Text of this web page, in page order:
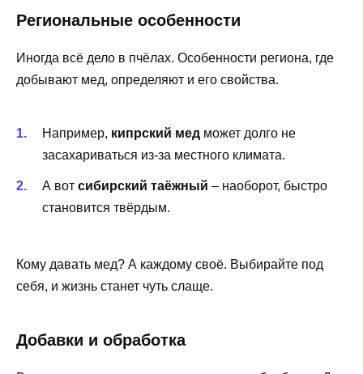
Региональные особенности
Иногда всё дело в пчёлах. Особенности региона, где
добывают мед, определяют и его свойства.
Например, кипрский мед может долго не
засахариваться из-за местного климата.
А вот сибирский таёжный – наоборот, быстро
становится твёрдым.
Кому давать мед? А каждому своё. Выбирайте под
себя, и жизнь станет чуть слаще.
Добавки и обработка